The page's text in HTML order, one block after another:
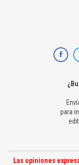
para
Las opiniones